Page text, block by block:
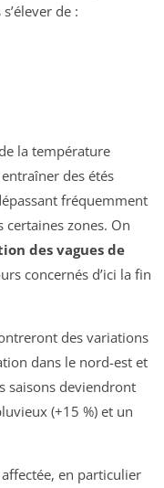
de :
la température
des étés
fréquemment
certaines zones. On
des vagues de
concernés d’ici la fin
des variations
dans le nord-est et
saisons deviendront
(+15 %) et un
en particulier